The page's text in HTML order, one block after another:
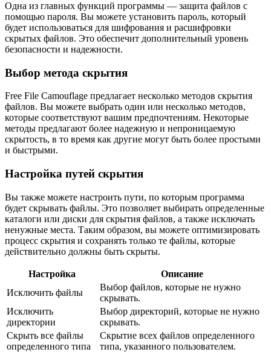
Одна из главных функций программы — защита файлов с
помощью пароля. Вы можете установить пароль, который
будет использоваться для шифрования и расшифровки
скрытых файлов. Это обеспечит дополнительный уровень
безопасности и надежности.
Выбор метода скрытия
Free File Camouflage предлагает несколько методов скрытия
файлов. Вы можете выбрать один или несколько методов,
которые соответствуют вашим предпочтениям. Некоторые
методы предлагают более надежную и непроницаемую
скрытость, в то время как другие могут быть более простыми
и быстрыми.
Настройка путей скрытия
Вы также можете настроить пути, по которым программа
будет скрывать файлы. Это позволяет выбирать определенные
каталоги или диски для скрытия файлов, а также исключать
ненужные места. Таким образом, вы можете оптимизировать
процесс скрытия и сохранять только те файлы, которые
действительно должны быть скрыты.
Настройка
Описание
Исключить файлы
Выбор файлов, которые не нужно
скрывать.
Исключить
директории
Выбор директорий, которые не нужно
скрывать.
Скрыть все файлы
определенного типа
Скрытие всех файлов определенного
типа, указанного пользователем.